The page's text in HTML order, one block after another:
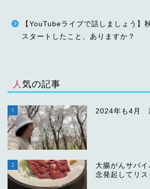
【YouTubeライブで話しましょう】
スタートしたこと、ありますか？
人気の記事
1 2024年も4月
2
大腸がんサバ
念発起してリス